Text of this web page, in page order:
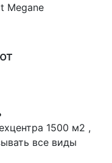
Megane
1500 м2 ,
все виды